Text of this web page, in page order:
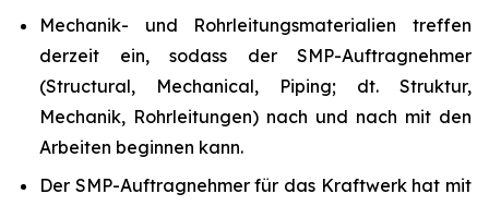
Mechanik- und Rohrleitungsmaterialien treffen
derzeit ein, sodass der SMP-Auftragnehmer
(Structural, Mechanical, Piping; dt. Struktur,
Mechanik, Rohrleitungen) nach und nach mit den
Arbeiten beginnen kann.
Der SMP-Auftragnehmer für das Kraftwerk hat mit